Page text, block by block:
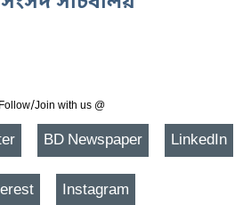
Follow/Join with us @
BD Newspaper LinkedIn
Instagram